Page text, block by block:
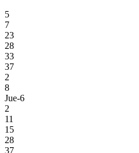
5
7
23
28
33
37
2
8
Jue-6
2
11
15
28
37